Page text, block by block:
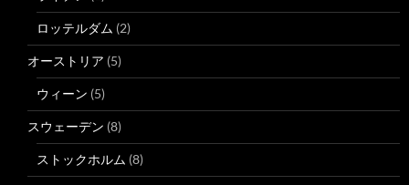
ロッテルダム (2)
オーストリア (5)
ウィーン (5)
スウェーデン (8)
ストックホルム (8)